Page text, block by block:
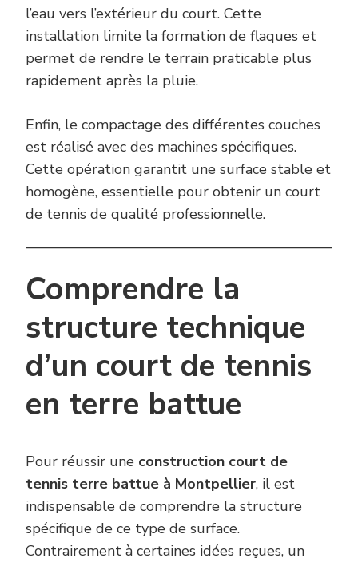
l’eau vers l’extérieur du court. Cette
installation limite la formation de flaques et
permet de rendre le terrain praticable plus
rapidement après la pluie.
Enfin, le compactage des différentes couches
est réalisé avec des machines spécifiques.
Cette opération garantit une surface stable et
homogène, essentielle pour obtenir un court
de tennis de qualité professionnelle.
Comprendre la
structure technique
d’un court de tennis
en terre battue
Pour réussir une construction court de
tennis terre battue à Montpellier, il est
indispensable de comprendre la structure
spécifique de ce type de surface.
Contrairement à certaines idées reçues, un